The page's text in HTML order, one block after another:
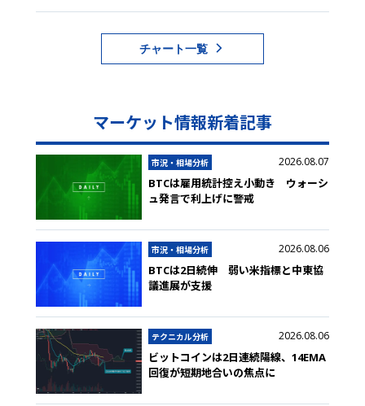
チャート一覧
マーケット情報新着記事
市況・相場分析 2026.08.07
BTCは雇用統計控え小動き ウォーシ
ュ発言で利上げに警戒
市況・相場分析 2026.08.06
BTCは2日続伸 弱い米指標と中東協
議進展が支援
テクニカル分析 2026.08.06
ビットコインは2日連続陽線、14EMA
回復が短期地合いの焦点に